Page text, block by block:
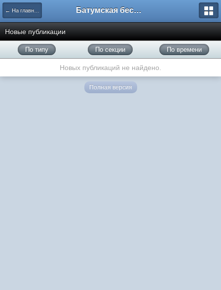
← На главную Батумская беседка
Новые публикации
По типу По секции По времени
Новых публикаций не найдено.
Полная версия